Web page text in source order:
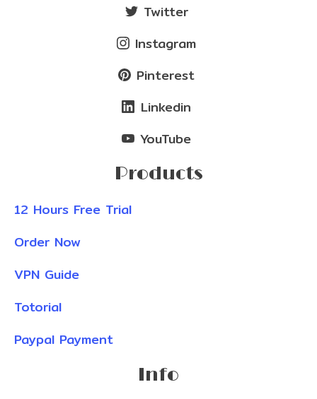
Twitter
Instagram
Pinterest
Linkedin
YouTube
Products
12 Hours Free Trial
Order Now
VPN Guide
Totorial
Paypal Payment
Info